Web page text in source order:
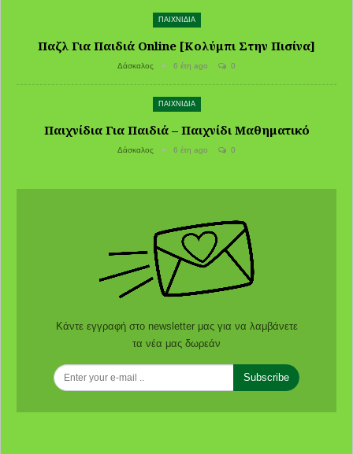
ΠΑΙΧΝΙΔΙΑ
Παζλ Για Παιδιά Online [Κολύμπι Στην Πισίνα]
Δάσκαλος 6 έτη ago 0
ΠΑΙΧΝΙΔΙΑ
Παιχνίδια Για Παιδιά – Παιχνίδι Μαθηματικό
Δάσκαλος 6 έτη ago 0
Κάντε εγγραφή στο newsletter μας για να λαμβάνετε
τα νέα μας δωρεάν
Subscribe